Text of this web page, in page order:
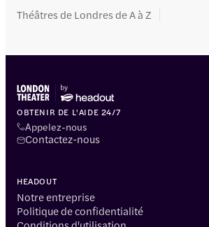
Théâtres de Londres de A à Z
OBTENIR DE L'AIDE 24/7
Appelez-nous
Contactez-nous
HEADOUT
Notre entreprise
Politique de confidentialité